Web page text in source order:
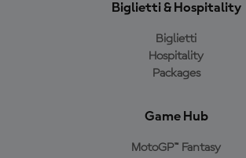
Biglietti & Hospitality
Biglietti
Hospitality
Packages
Game Hub
MotoGP™ Fantasy